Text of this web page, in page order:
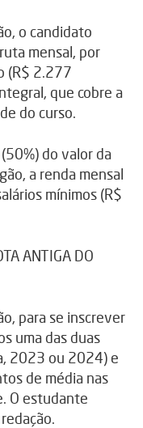
o candidato
mensal, por
(R$ 2.277
que cobre a
do curso.
do valor da
a renda mensal
mínimos (R$
ANTIGA DO
para se inscrever
uma das duas
2023 ou 2024) e
de média nas
O estudante